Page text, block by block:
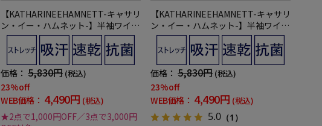
【KATHARINEEHAMNETT-キャサリ
ン・イー・ハムネット-】半袖ワイシ
ャツワンピースカラーセミワイド36
0°ストレッチ吸水速乾へリンボン通
価格： 5,830円 (税込)
23%off
WEB価格： 4,490円 (税込)
★2点で1,000円OFF／3点で3,000円
【KATHARINEEHAMNETT-キャサリ
ン・イー・ハムネット-】半袖ワイシ
ャツワンピースカラーボタンダウン3
60°ストレッチ吸水速乾チェック通年
価格： 5,830円 (税込)
23%off
WEB価格： 4,490円 (税込)
5.0 （1）